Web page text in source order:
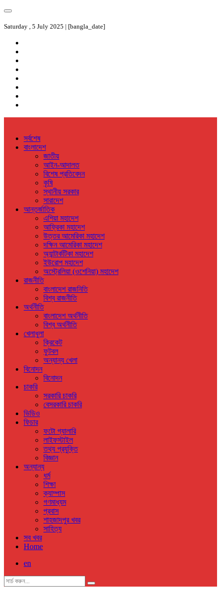
Saturday , 5 July 2025 | [bangla_date]
সর্বশেষ
বাংলাদেশ
জাতীয়
আইন-আদালত
বিশেষ প্রতিবেদন
কৃষি
স্থানীয় সরকার
সারাদেশ
আন্তর্জাতিক
এশিয়া মহাদেশ
আফ্রিকা মহাদেশ
উত্তর আমেরিকা মহাদেশ
দক্ষিন আমেরিকা মহাদেশ
অ্যান্টার্কটিকা মহাদেশ
ইউরোপ মহাদেশ
অস্ট্রেলিয়া (ওশেনিয়া) মহাদেশ
রাজনীতি
বাংলাদেশ রাজনিতি
বিশ্ব রাজনীতি
অর্থনীতি
বাংলাদেশ অর্থনীতি
বিশ্ব অর্থনীতি
খেলাধুলা
ক্রিকেট
ফুটবল
অন্যান্য খেলা
বিনোদন
বিনোদন
চাকরি
সরকারি চাকরি
বেসরকারি চাকরি
ভিডিও
ফিচার
ফটো গ্যালারি
লাইফস্টাইল
তথ্য প্রযুক্তি
বিজ্ঞান
অন্যান্য
ধর্ম
শিক্ষা
ক্যাম্পাস
গণমাধ্যম
প্রবাস
শাহজাদপুর খবর
সাহিত্য
সব খবর
Home
en